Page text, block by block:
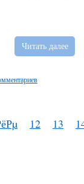
Читать далее
12 13